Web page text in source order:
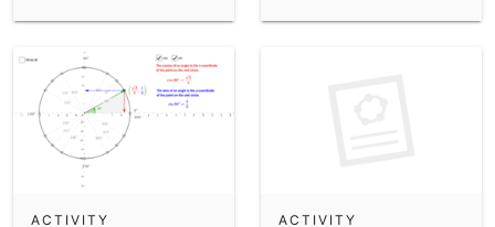
ACTIVITY ACTIVITY